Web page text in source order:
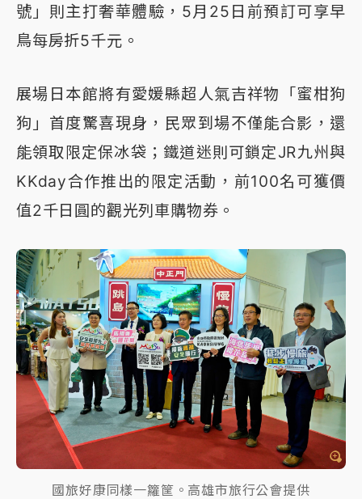
號」則主打奢華體驗，5月25日前預訂可享早
鳥每房折5千元。
展場日本館將有愛媛縣超人氣吉祥物「蜜柑狗
狗」首度驚喜現身，民眾到場不僅能合影，還
能領取限定保冰袋；鐵道迷則可鎖定JR九州與
KKday合作推出的限定活動，前100名可獲價
值2千日圓的觀光列車購物券。
國旅好康同樣一籮筐。高雄市旅行公會提供